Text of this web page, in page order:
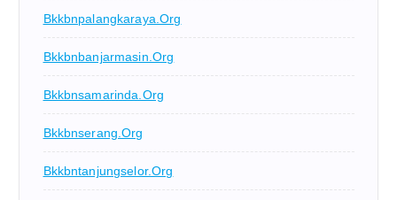
Bkkbnpalangkaraya.org
Bkkbnbanjarmasin.org
Bkkbnsamarinda.org
Bkkbnserang.org
Bkkbntanjungselor.org